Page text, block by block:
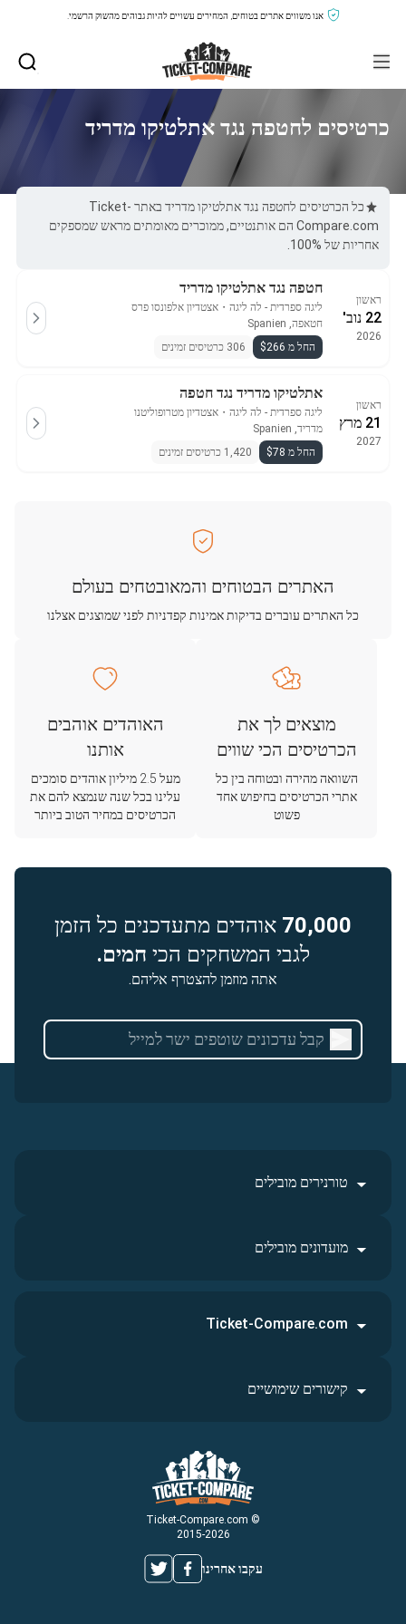
אנו משווים אתרים בטוחים, המחירים עשויים להיות גבוהים מהשוק הרשמי.
כרטיסים לחטפה נגד אתלטיקו מדריד
כל הכרטיסים לחטפה נגד אתלטיקו מדריד באתר Ticket-
Compare.com הם אותנטיים, ממוכרים מאומתים מראש שמספקים
אחריות של 100%.
ראשון
22 נוב'
2026
חטפה נגד אתלטיקו מדריד
ליגה ספרדית - לה ליגה ・ אצטדיון אלפונסו פרס
חטאפה, Spanien
החל מ $266
306 כרטיסים זמינים
ראשון
21 מרץ
2027
אתלטיקו מדריד נגד חטפה
ליגה ספרדית - לה ליגה ・ אצטדיון מטרופוליטנו
מדריד, Spanien
החל מ $78
1,420 כרטיסים זמינים
האתרים הבטוחים והמאובטחים בעולם
כל האתרים עוברים בדיקות אמינות קפדניות לפני שמוצגים אצלנו
מוצאים לך את
הכרטיסים הכי שווים
השוואה מהירה ובטוחה בין כל
אתרי הכרטיסים בחיפוש אחד
פשוט
האוהדים אוהבים
אותנו
מעל 2.5 מיליון אוהדים סומכים
עלינו בכל שנה שנמצא להם את
הכרטיסים במחיר הטוב ביותר
70,000 אוהדים מתעדכנים כל הזמן
לגבי המשחקים הכי חמים.
אתה מוזמן להצטרף אליהם.
טורנירים מובילים
מועדונים מובילים
© Ticket-Compare.com
2015-2026
עקבו אחרינו
Ticket-Compare.com
קישורים שימושיים